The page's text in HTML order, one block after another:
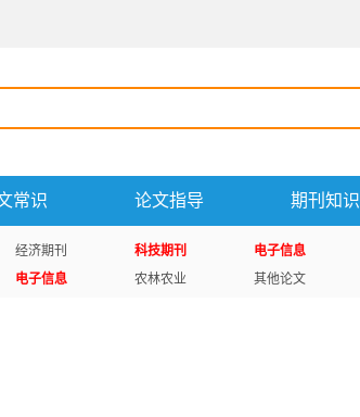
常识 论文指导 期刊知识
经济期刊 科技期刊 电子信息
电子信息 农林农业 其他论文